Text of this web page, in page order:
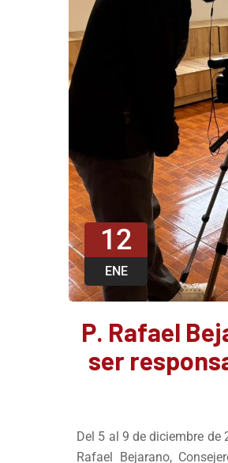
12
ENE
P. Rafael
ser
Del 5 al 9 de diciembre de
Rafael Bejarano,